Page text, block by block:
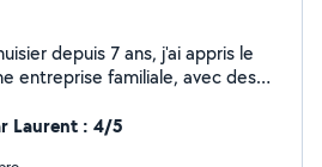
entreprise familiale, avec des
Je dispose d'un
décennale et de la RGE.
Laurent : 4/5